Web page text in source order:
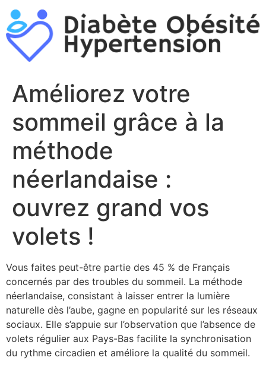
Aller
au
contenu
Améliorez votre
sommeil grâce à la
méthode
néerlandaise :
ouvrez grand vos
volets !
Vous faites peut-être partie des 45 % de Français
concernés par des troubles du sommeil. La méthode
néerlandaise, consistant à laisser entrer la lumière
naturelle dès l’aube, gagne en popularité sur les réseaux
sociaux. Elle s’appuie sur l’observation que l’absence de
volets régulier aux Pays-Bas facilite la synchronisation
du rythme circadien et améliore la qualité du sommeil.